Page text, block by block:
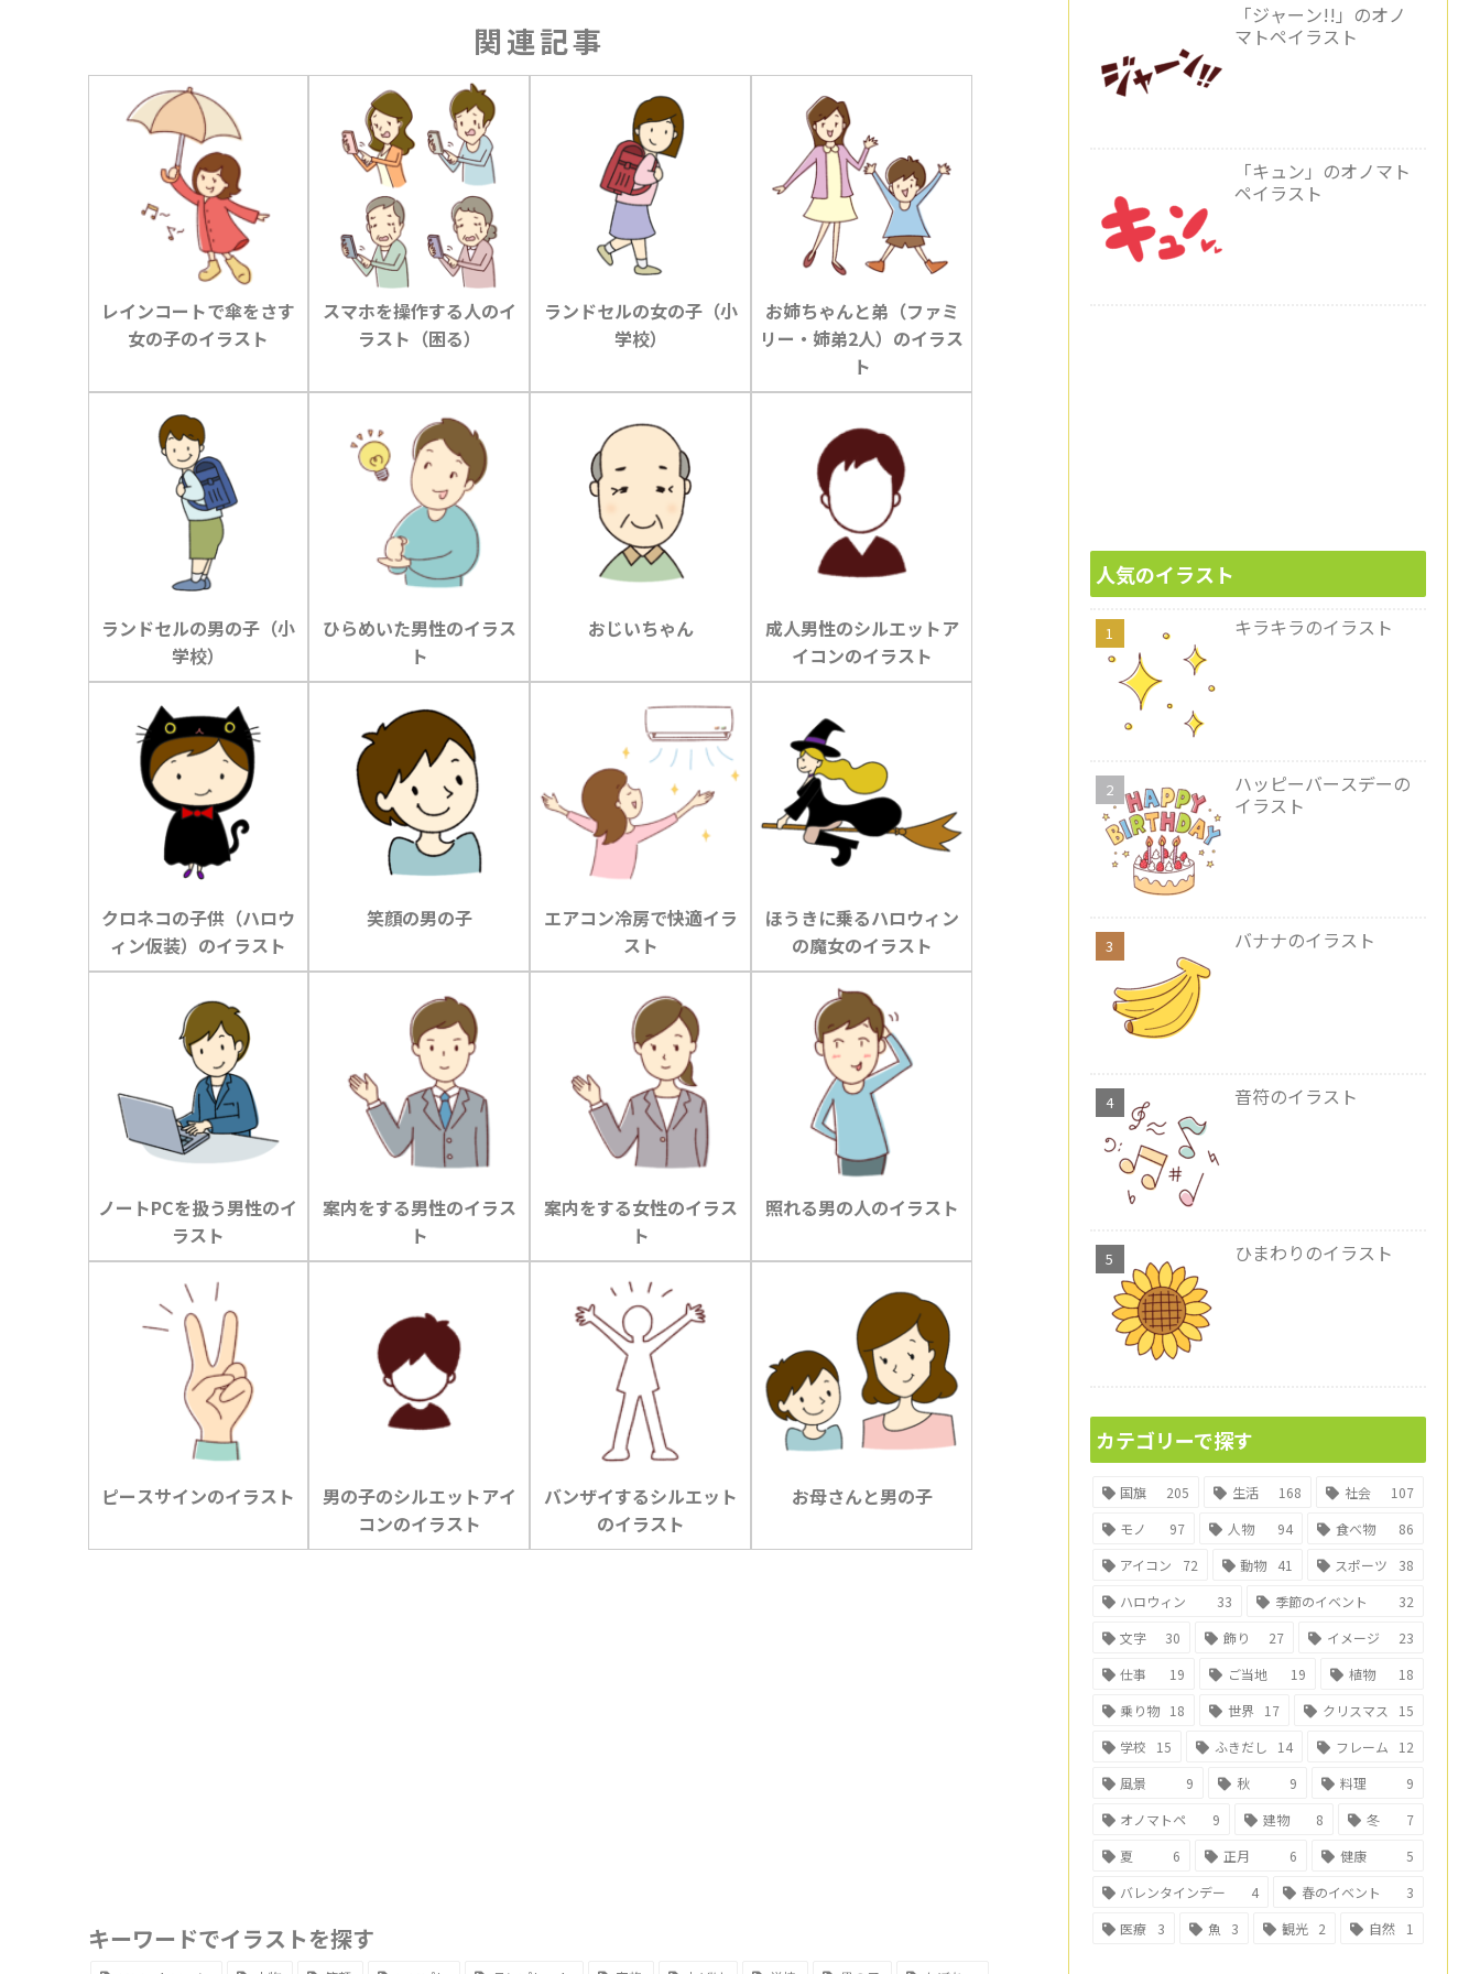
関連記事
レインコートで傘をさす
女の子のイラスト
スマホを操作する人のイ
ラスト（困る）
ランドセルの女の子（小
学校）
お姉ちゃんと弟（ファミ
リー・姉弟2人）のイラス
ト
ランドセルの男の子（小
学校）
ひらめいた男性のイラス
ト
おじいちゃん
成人男性のシルエットア
イコンのイラスト
クロネコの子供（ハロウ
ィン仮装）のイラスト
笑顔の男の子
エアコン冷房で快適イラ
スト
ほうきに乗るハロウィン
の魔女のイラスト
ノートPCを扱う男性のイ
ラスト
案内をする男性のイラス
ト
案内をする女性のイラス
ト
照れる男の人のイラスト
ピースサインのイラスト
男の子のシルエットアイ
コンのイラスト
バンザイするシルエット
のイラスト
お母さんと男の子
キーワードでイラストを探す
「ジャーン!!」のオノ
マトペイラスト
「キュン」のオノマト
ペイラスト
人気のイラスト
キラキラのイラスト
ハッピーバースデーの
イラスト
バナナのイラスト
音符のイラスト
ひまわりのイラスト
カテゴリーで探す
国旗 205 生活 168 社会
107
モノ
97 人物 94 食べ物
86
アイコン
72 動物 41 スポーツ
38
ハロウィン
33 季節のイベント
32
文字
30 飾り 27 イメージ
23
仕事
19 ご当地 19 植物
18
乗り物 18 世界 17 クリスマス
15
学校
15 ふきだし 14 フレーム
12
風景
9 秋 9 料理
9
オノマトペ
9 建物 8 冬
7
夏
6 正月 6 健康
5
バレンタインデー
4 春のイベント
3
医療
3 魚 3 観光 2 自然 1